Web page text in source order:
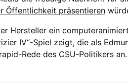
Öffentlichkeit präsentieren
Hersteller ein
IV“-Spiel zeigt, die als
Rede des CSU-Politikers